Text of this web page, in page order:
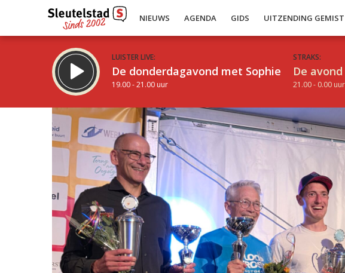
NIEUWS AGENDA GIDS UITZENDING GEMIST
LUISTER LIVE:
De donderdagavond met Sophie
19.00 - 21.00 uur
STRAKS:
De
21.00 - 0.00 uur